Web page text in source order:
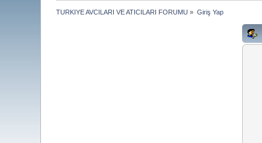
TURKIYE AVCILARI VE ATICILARI FORUMU » Giriş Yap